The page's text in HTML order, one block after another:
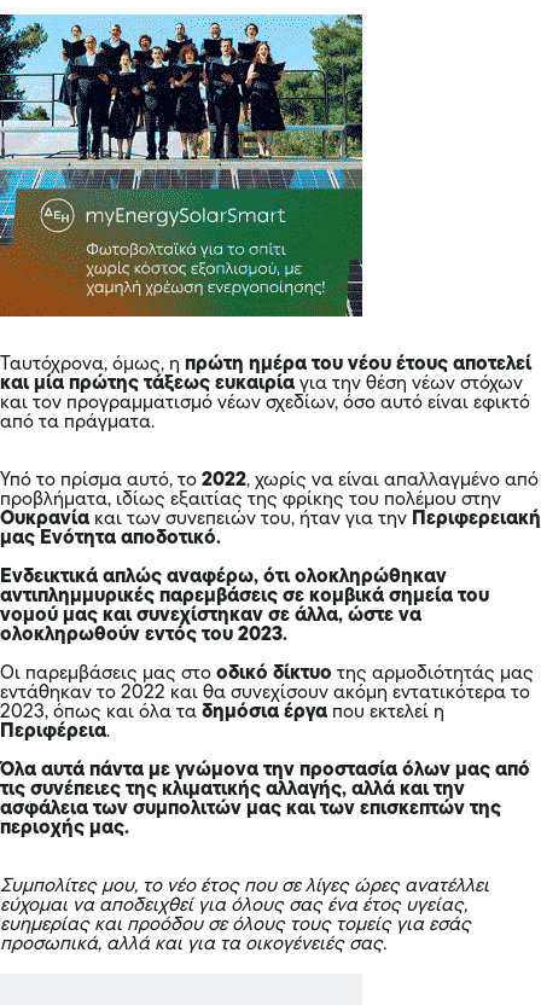
Ταυτόχρονα, όμως, η πρώτη ημέρα του νέου έτους αποτελεί
και μία πρώτης τάξεως ευκαιρία για την θέση νέων στόχων
και τον προγραμματισμό νέων σχεδίων, όσο αυτό είναι εφικτό
από τα πράγματα.
Υπό το πρίσμα αυτό, το 2022, χωρίς να είναι απαλλαγμένο από
προβλήματα, ιδίως εξαιτίας της φρίκης του πολέμου στην
Ουκρανία και των συνεπειών του, ήταν για την Περιφερειακή
μας Ενότητα αποδοτικό.
Ενδεικτικά απλώς αναφέρω, ότι ολοκληρώθηκαν
αντιπλημμυρικές παρεμβάσεις σε κομβικά σημεία του
νομού μας και συνεχίστηκαν σε άλλα, ώστε να
ολοκληρωθούν εντός του 2023.
Οι παρεμβάσεις μας στο οδικό δίκτυο της αρμοδιότητάς μας
εντάθηκαν το 2022 και θα συνεχίσουν ακόμη εντατικότερα το
2023, όπως και όλα τα δημόσια έργα που εκτελεί η
Περιφέρεια.
Όλα αυτά πάντα με γνώμονα την προστασία όλων μας από
τις συνέπειες της κλιματικής αλλαγής, αλλά και την
ασφάλεια των συμπολιτών μας και των επισκεπτών της
περιοχής μας.
Συμπολίτες μου, το νέο έτος που σε λίγες ώρες ανατέλλει
εύχομαι να αποδειχθεί για όλους σας ένα έτος υγείας,
ευημερίας και προόδου σε όλους τους τομείς για εσάς
προσωπικά, αλλά και για τα οικογένειές σας.